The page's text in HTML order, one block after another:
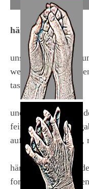
hände
unsere hände sind
werkzeuge, mit
tasten können.
und so spiegeln
feinmotorische
aufgaben – kräftige,
hände entsprechen
form, ihre
hände-29
limitierte edition
hände-27
limitierte edition